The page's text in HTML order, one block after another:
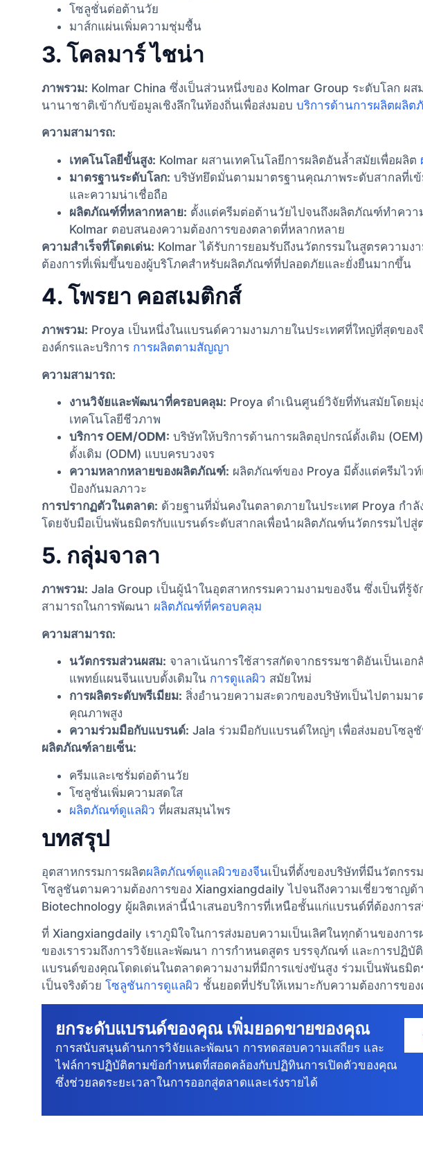
โซลูชั่นต่อต้านวัย
มาส์กแผ่นเพิ่มความชุ่มชื้น
3. โคลมาร์ ไชน่า
ภาพรวม: Kolmar China ซึ่งเป็นส่วนหนึ่งของ Kolmar Group ระดับโลก ผ
นานาชาติเข้ากับข้อมูลเชิงลึกในท้องถิ่นเพื่อส่งมอบ บริการด้านการผลิตผลิ
ความสามารถ:
เทคโนโลยีขั้นสูง: Kolmar ผสานเทคโนโลยีการผลิตอันล้ำสมัยเพื่อผลิต
มาตรฐานระดับโลก: บริษัทยึดมั่นตามมาตรฐานคุณภาพระดับสากลที่เข้
และความน่าเชื่อถือ
ผลิตภัณฑ์ที่หลากหลาย: ตั้งแต่ครีมต่อต้านวัยไปจนถึงผลิตภัณฑ์ทำคว
Kolmar ตอบสนองความต้องการของตลาดที่หลากหลาย
ความสำเร็จที่โดดเด่น: Kolmar ได้รับการยอมรับถึงนวัตกรรมในสูตรความง
ต้องการที่เพิ่มขึ้นของผู้บริโภคสำหรับผลิตภัณฑ์ที่ปลอดภัยและยั่งยืนมากขึ้น
4. โพรยา คอสเมติกส์
ภาพรวม: Proya เป็นหนึ่งในแบรนด์ความงามภายในประเทศที่ใหญ่ที่สุดขอ
องค์กรและบริการ การผลิตตามสัญญา
ความสามารถ:
งานวิจัยและพัฒนาที่ครอบคลุม: Proya ดำเนินศูนย์วิจัยที่ทันสมัยโดยมุ่
เทคโนโลยีชีวภาพ
บริการ OEM/ODM: บริษัทให้บริการด้านการผลิตอุปกรณ์ดั้งเดิม
ดั้งเดิม (ODM) แบบครบวงจร
ความหลากหลายของผลิตภัณฑ์: ผลิตภัณฑ์ของ Proya มีตั้งแต่ครีมไว
ป้องกันมลภาวะ
การปรากฏตัวในตลาด: ด้วยฐานที่มั่นคงในตลาดภายในประเทศ Proya กำลั
โดยจับมือเป็นพันธมิตรกับแบรนด์ระดับสากลเพื่อนำผลิตภัณฑ์นวัตกรรมไปสู่
5. กลุ่มจาลา
ภาพรวม: Jala Group เป็นผู้นำในอุตสาหกรรมความงามของจีน ซึ่งเป็นที่รู้จั
สามารถในการพัฒนา ผลิตภัณฑ์ที่ครอบคลุม
ความสามารถ:
นวัตกรรมส่วนผสม: จาลาเน้นการใช้สารสกัดจากธรรมชาติอันเป็นเอ
แพทย์แผนจีนแบบดั้งเดิมใน การดูแลผิว สมัยใหม่
การผลิตระดับพรีเมียม: สิ่งอำนวยความสะดวกของบริษัทเป็นไปตามม
คุณภาพสูง
ความร่วมมือกับแบรนด์: Jala ร่วมมือกับแบรนด์ใหญ่ๆ เพื่อส่งมอบโซลู
ผลิตภัณฑ์ลายเซ็น:
ครีมและเซรั่มต่อต้านวัย
โซลูชั่นเพิ่มความสดใส
ผลิตภัณฑ์ดูแลผิว ที่ผสมสมุนไพร
บทสรุป
อุตสาหกรรมการผลิตผลิตภัณฑ์ดูแลผิวของจีนเป็นที่ตั้งของบริษัทที่มีนวัตกรร
โซลูชันตามความต้องการของ Xiangxiangdaily ไปจนถึงความเชี่ยวชาญด้
Biotechnology ผู้ผลิตเหล่านี้นําเสนอบริการที่เหนือชั้นแก่แบรนด์ที่ต้องการ
ที่ Xiangxiangdaily เราภูมิใจในการส่งมอบความเป็นเลิศในทุกด้านของกา
ของเรารวมถึงการวิจัยและพัฒนา การกําหนดสูตร บรรจุภัณฑ์ และการปฏิบั
แบรนด์ของคุณโดดเด่นในตลาดความงามที่มีการแข่งขันสูง ร่วมเป็นพันธมิต
เป็นจริงด้วย โซลูชันการดูแลผิว ชั้นยอดที่ปรับให้เหมาะกับความต้องการขอ
ยกระดับแบรนด์ของคุณ เพิ่มยอดขายของคุณ
การสนับสนุนด้านการวิจัยและพัฒนา การทดสอบความเสถียร และ
ไฟล์การปฏิบัติตามข้อกําหนดที่สอดคล้องกับปฏิทินการเปิดตัวของคุณ
ซึ่งช่วยลดระยะเวลาในการออกสู่ตลาดและเร่งรายได้